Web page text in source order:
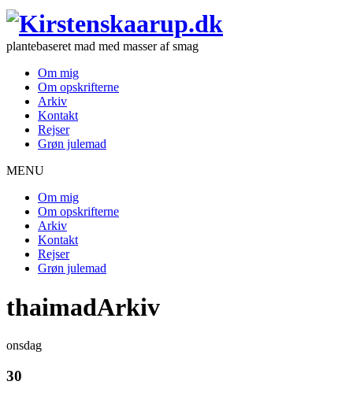
plantebaseret mad med masser af smag
Om mig
Om opskrifterne
Arkiv
Kontakt
Rejser
Grøn julemad
MENU
Om mig
Om opskrifterne
Arkiv
Kontakt
Rejser
Grøn julemad
thaimadArkiv
onsdag
30